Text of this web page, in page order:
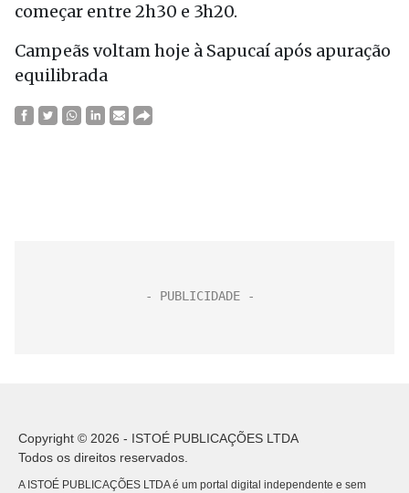
começar entre 2h30 e 3h20.
Campeãs voltam hoje à Sapucaí após apuração
equilibrada
Copyright © 2026 - ISTOÉ PUBLICAÇÕES LTDA
Todos os direitos reservados.
A ISTOÉ PUBLICAÇÕES LTDA é um portal digital independente e sem